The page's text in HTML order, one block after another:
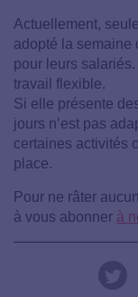
Actuellement,
adopté la semaine
pour leurs
travail flexible.
Si elle présente
jours n’est pas
certaines activités
place.
Pour ne râter
à vous abonner à